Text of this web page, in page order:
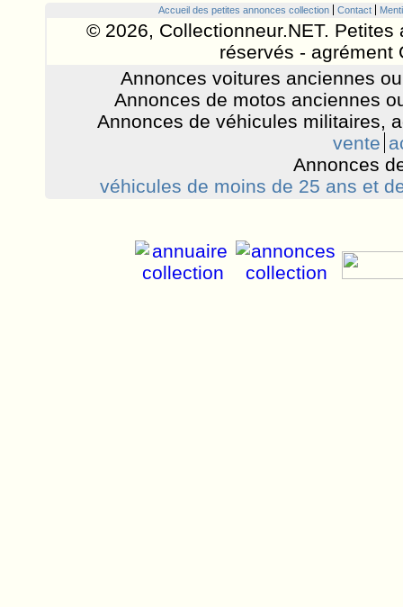
Accueil des petites annonces collection Contact
© 2026, Collectionneur.NET.
réservés - agrément
Annonces voitures anciennes
Annonces de motos anciennes
Annonces de véhicules militaires,
vente
Annonces
véhicules de moins de 25 ans et